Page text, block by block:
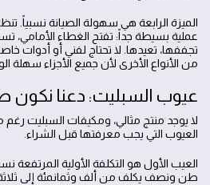
الميزة الرابعة هي سهولة الصيانة نسبياً.
عملية بسيطة جداً: تفتح الغطاء الأمامي،
تجففها، تعيدها. لا تحتاج لفني أو أدوات
من الأنواع الأخرى لأن جميع الأجزاء سهلة
عيوب السبليت: دعنا نكون
لا يوجد منتج مثالي، ومكيفات السبليت رغم
العيوب التي يجب معرفتها قبل الشراء.
العيب الأول هو التكلفة الأولية المرتفعة
طن ونصف يكلف من ألف وثمانمئة إلى